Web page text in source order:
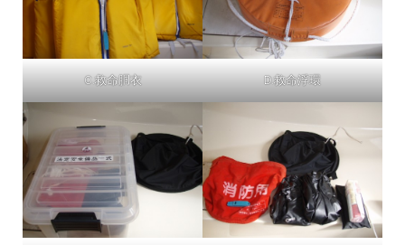
C.救命胴衣 D.救命浮環